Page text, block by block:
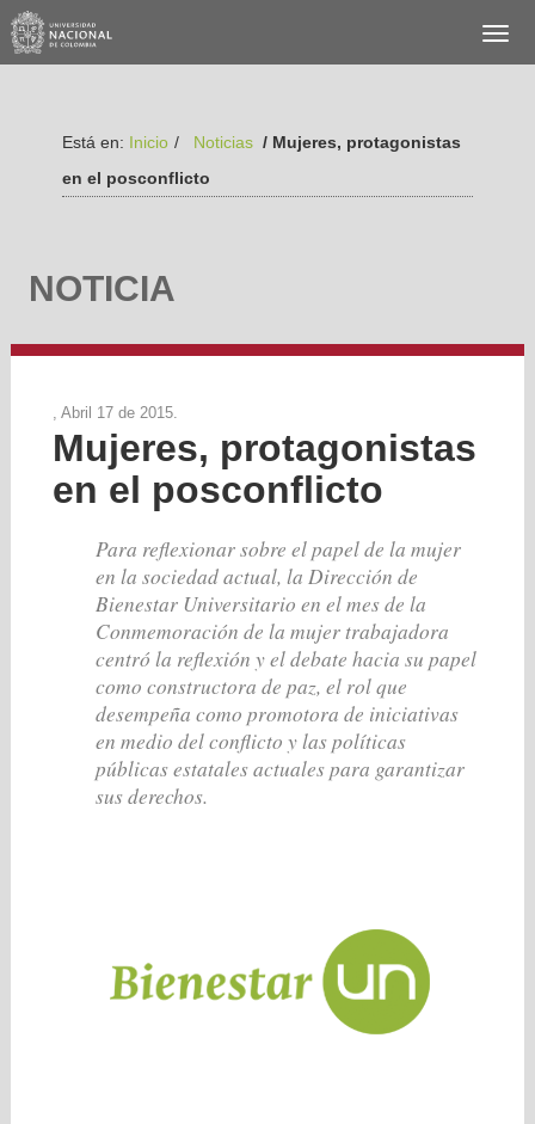
Está en: Inicio / Noticias / Mujeres, protagonistas
en el posconflicto
NOTICIA
, Abril 17 de 2015.
Mujeres, protagonistas
en el posconflicto
Para reflexionar sobre el papel de la mujer
en la sociedad actual, la Dirección de
Bienestar Universitario en el mes de la
Conmemoración de la mujer trabajadora
centró la reflexión y el debate hacia su papel
como constructora de paz, el rol que
desempeña como promotora de iniciativas
en medio del conflicto y las políticas
públicas estatales actuales para garantizar
sus derechos.